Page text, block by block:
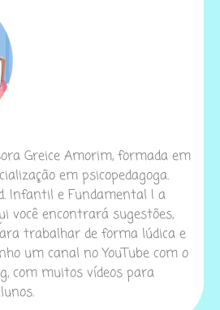
Greice Amorim, formada em
em psicopedagoga.
Infantil e Fundamental I a
você encontrará sugestões,
trabalhar de forma lúdica e
um canal no YouTube com o
com muitos vídeos para